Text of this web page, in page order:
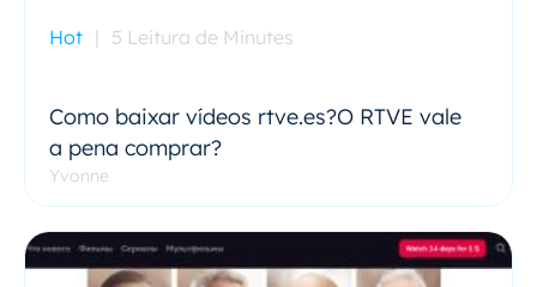
Hot | 5 Leitura de Minutes
Como baixar vídeos rtve.es?O RTVE vale
a pena comprar?
Yvonne